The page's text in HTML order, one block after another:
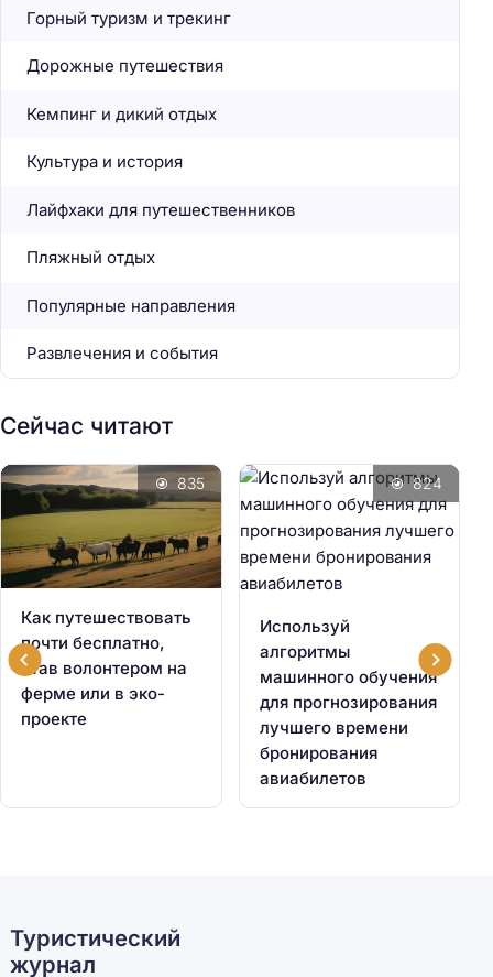
Горный туризм и трекинг
Дорожные путешествия
Кемпинг и дикий отдых
Культура и история
Лайфхаки для путешественников
Пляжный отдых
Популярные направления
Развлечения и события
Сейчас читают
Как путешествовать
почти бесплатно,
став волонтером на
ферме или в эко-
проекте
835
Используй
алгоритмы
машинного обучения
для прогнозирования
лучшего времени
бронирования
авиабилетов
824
Туристический
журнал